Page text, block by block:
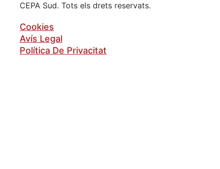
CEPA Sud. Tots els drets reservats.
Cookies
Avís Legal
Política De Privacitat